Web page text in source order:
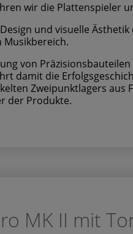
wir die Plattenspieler
und visuelle
Musikbereich.
von
damit die
Zweipunktlagers aus
der Produkte.
MK II mit